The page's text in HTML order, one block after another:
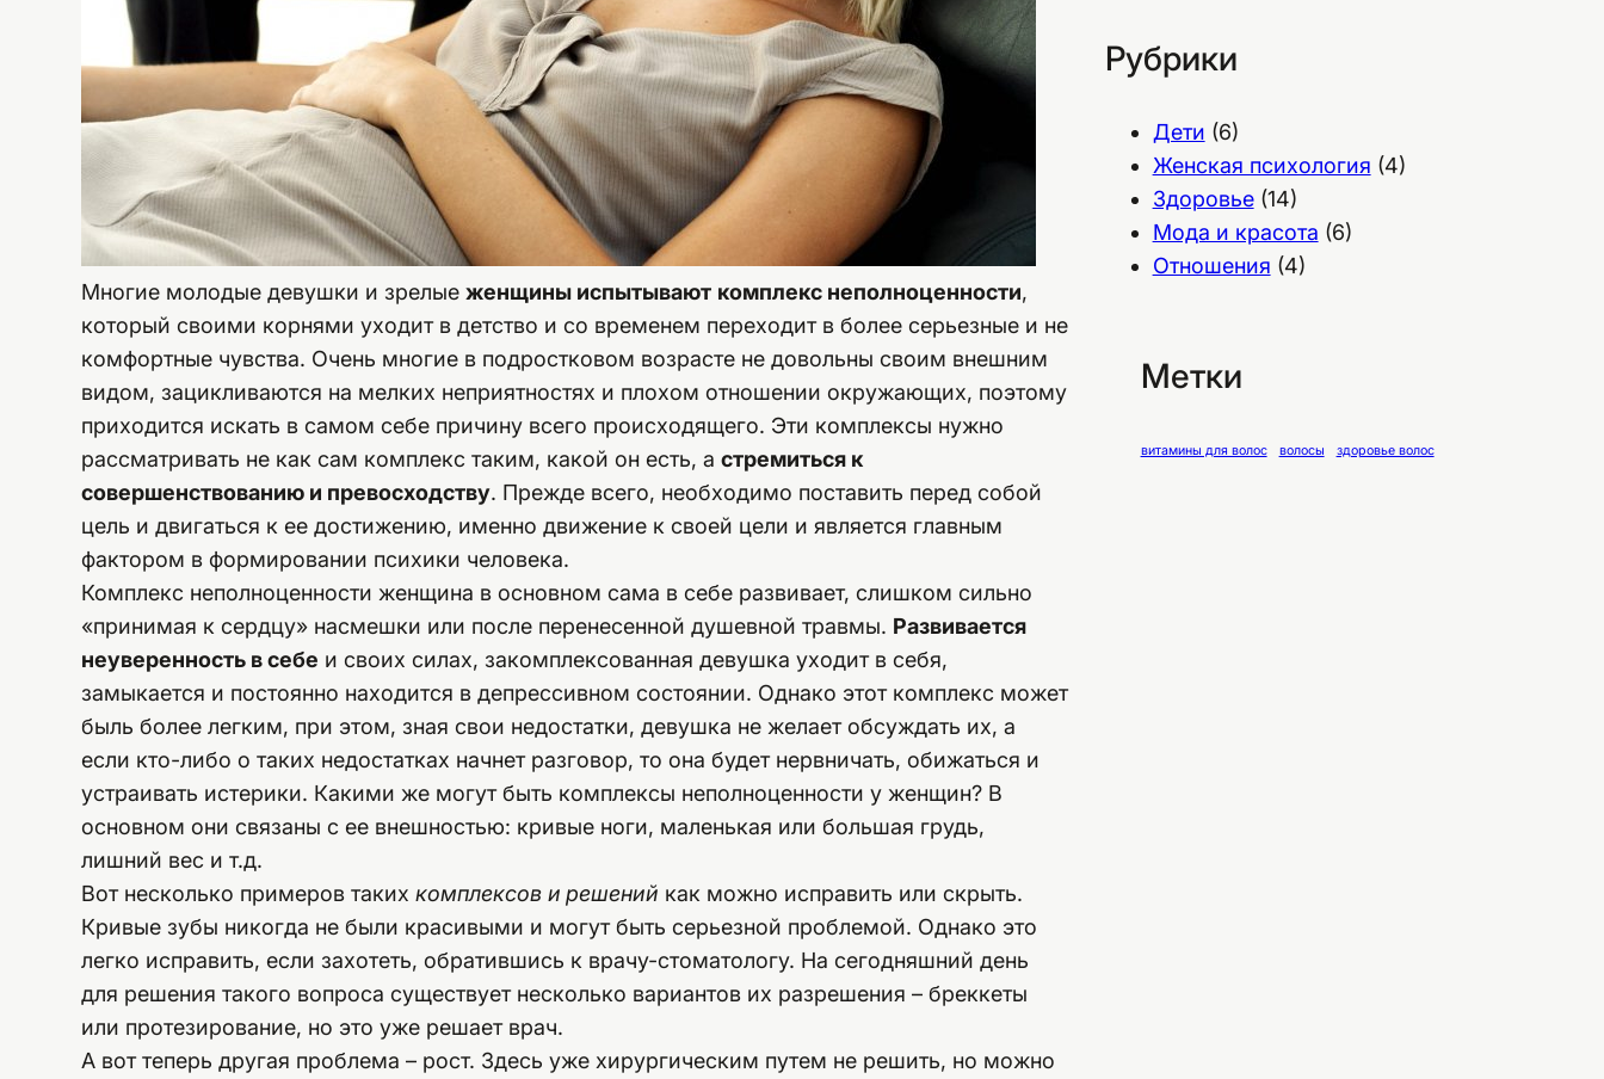
Многие молодые девушки и зрелые женщины испытывают комплекс неполноценности,
который своими корнями уходит в детство и со временем переходит в более серьезные и не
комфортные чувства. Очень многие в подростковом возрасте не довольны своим внешним
видом, зацикливаются на мелких неприятностях и плохом отношении окружающих, поэтому
приходится искать в самом себе причину всего происходящего. Эти комплексы нужно
рассматривать не как сам комплекс таким, какой он есть, а стремиться к
совершенствованию и превосходству. Прежде всего, необходимо поставить перед собой
цель и двигаться к ее достижению, именно движение к своей цели и является главным
фактором в формировании психики человека.
Комплекс неполноценности женщина в основном сама в себе развивает, слишком сильно
«принимая к сердцу» насмешки или после перенесенной душевной травмы. Развивается
неуверенность в себе и своих силах, закомплексованная девушка уходит в себя,
замыкается и постоянно находится в депрессивном состоянии. Однако этот комплекс может
быль более легким, при этом, зная свои недостатки, девушка не желает обсуждать их, а
если кто-либо о таких недостатках начнет разговор, то она будет нервничать, обижаться и
устраивать истерики. Какими же могут быть комплексы неполноценности у женщин? В
основном они связаны с ее внешностью: кривые ноги, маленькая или большая грудь,
лишний вес и т.д.
Вот несколько примеров таких комплексов и решений как можно исправить или скрыть.
Кривые зубы никогда не были красивыми и могут быть серьезной проблемой. Однако это
легко исправить, если захотеть, обратившись к врачу-стоматологу. На сегодняшний день
для решения такого вопроса существует несколько вариантов их разрешения – бреккеты
или протезирование, но это уже решает врач.
А вот теперь другая проблема – рост. Здесь уже хирургическим путем не решить, но можно
Рубрики
Дети (6)
Женская психология (4)
Здоровье(14)
Мода и красота (6)
Отношения (4)
Метки
витамины для волос волосы здоровье волос